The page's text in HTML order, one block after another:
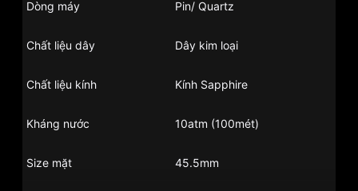
Dòng máy Pin/ Quartz
Chất liệu dây Dây kim loại
Chất liệu kính Kính Sapphire
Kháng nước 10atm (100mét)
Size mặt 45.5mm